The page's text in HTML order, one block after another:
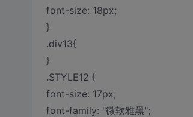
font-size: 18px;
}
.div13{
}
.STYLE12 {
font-size: 17px;
font-family: "微软雅黑";